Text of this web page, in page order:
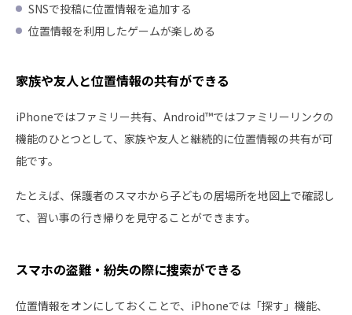
SNSで投稿に位置情報を追加する
位置情報を利用したゲームが楽しめる
家族や友人と位置情報の共有ができる
iPhoneではファミリー共有、Android™ではファミリーリンクの
機能のひとつとして、家族や友人と継続的に位置情報の共有が可
能です。
たとえば、保護者のスマホから子どもの居場所を地図上で確認し
て、習い事の行き帰りを見守ることができます。
スマホの盗難・紛失の際に捜索ができる
位置情報をオンにしておくことで、iPhoneでは「探す」機能、